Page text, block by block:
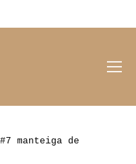
#7 manteiga de